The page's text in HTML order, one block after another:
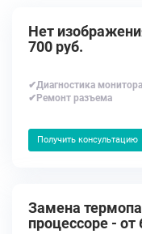
Нет
700 руб.
✔Диагностика монитора
✔Ремонт разъема
Получить консультацию
Замена
процессоре - от